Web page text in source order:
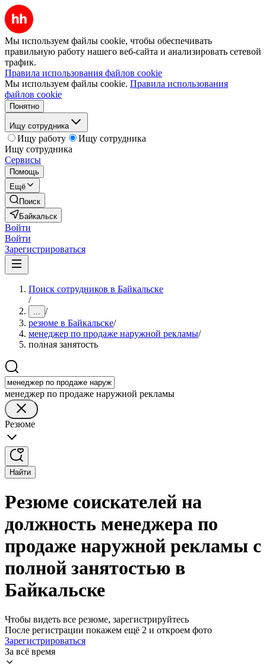
Мы используем файлы cookie, чтобы обеспечивать
правильную работу нашего веб-сайта и анализировать сетевой
трафик.
Правила использования файлов cookie
Мы используем файлы cookie. Правила использования
файлов cookie
Понятно
Ищу сотрудника
Ищу работу
Ищу сотрудника
Ищу сотрудника
Сервисы
Помощь
Ещё
Поиск
Байкальск
Войти
Войти
Зарегистрироваться
Поиск сотрудников в Байкальске
/
... /
резюме в Байкальске/
менеджер по продаже наружной рекламы/
полная занятость
менеджер по продаже наружной рекламы
Резюме
Найти
Резюме соискателей на
должность менеджера по
продаже наружной рекламы с
полной занятостью в
Байкальске
Чтобы видеть все резюме, зарегистрируйтесь
После регистрации покажем ещё 2 и откроем фото
Зарегистрироваться
За всё время